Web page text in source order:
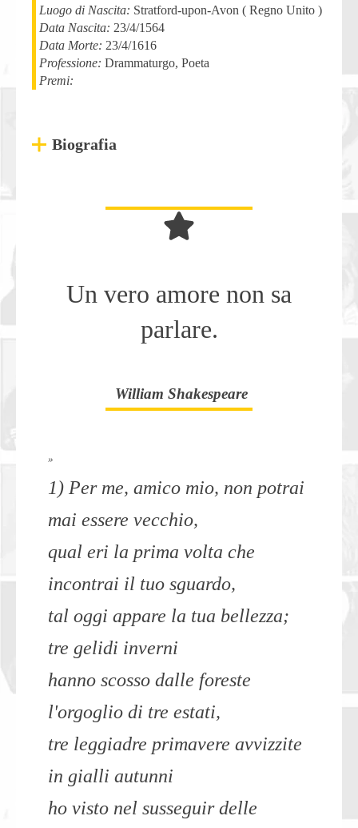
Luogo di Nascita: Stratford-upon-Avon ( Regno Unito )
Data Nascita: 23/4/1564
Data Morte: 23/4/1616
Professione: Drammaturgo, Poeta
Premi:
Biografia
Un vero amore non sa
parlare.
William Shakespeare
»
1) Per me, amico mio, non potrai
mai essere vecchio,
qual eri la prima volta che
incontrai il tuo sguardo,
tal oggi appare la tua bellezza;
tre gelidi inverni
hanno scosso dalle foreste
l'orgoglio di tre estati,
tre leggiadre primavere avvizzite
in gialli autunni
ho visto nel susseguir delle